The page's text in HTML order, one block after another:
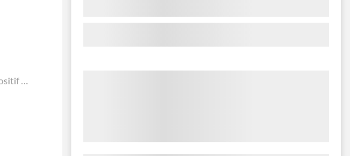
Lubrification du dispositif de coupe